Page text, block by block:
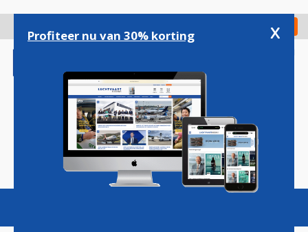
gaan
Check in
Magazine Podcasts Vacatures
Profiteer nu van 30% korting x